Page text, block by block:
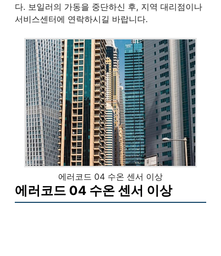
다. 보일러의 가동을 중단하신 후, 지역 대리점이나
서비스센터에 연락하시길 바랍니다.
에러코드 04 수온 센서 이상
에러코드 04 수온 센서 이상